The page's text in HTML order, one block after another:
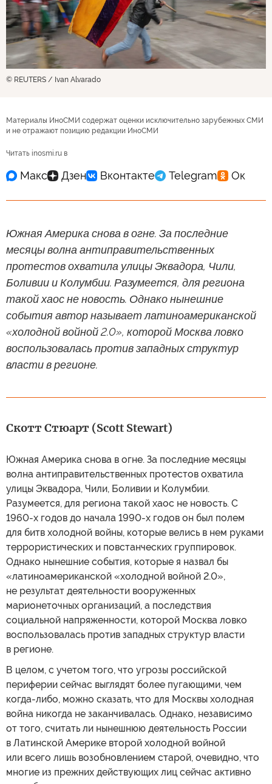
© REUTERS / Ivan Alvarado
Материалы ИноСМИ содержат оценки исключительно зарубежных СМИ
и не отражают позицию редакции ИноСМИ
Читать inosmi.ru в
Южная Америка снова в огне. За последние
месяцы волна антиправительственных
протестов охватила улицы Эквадора, Чили,
Боливии и Колумбии. Разумеется, для региона
такой хаос не новость. Однако нынешние
события автор называет латиноамериканской
«холодной войной 2.0», которой Москва ловко
воспользовалась против западных структур
власти в регионе.
Скотт Стюарт (Scott Stewart)
Южная Америка снова в огне. За последние месяцы
волна антиправительственных протестов охватила
улицы Эквадора, Чили, Боливии и Колумбии.
Разумеется, для региона такой хаос не новость. С
1960-х годов до начала 1990-х годов он был полем
для битв холодной войны, которые велись в нем руками
террористических и повстанческих группировок.
Однако нынешние события, которые я назвал бы
«латиноамериканской «холодной войной 2.0»,
не результат деятельности вооруженных
марионеточных организаций, а последствия
социальной напряженности, которой Москва ловко
воспользовалась против западных структур власти
в регионе.
В целом, с учетом того, что угрозы российской
периферии сейчас выглядят более пугающими, чем
когда-либо, можно сказать, что для Москвы холодная
война никогда не заканчивалась. Однако, независимо
от того, считать ли нынешнюю деятельность России
в Латинской Америке второй холодной войной
или всего лишь возобновлением старой, очевидно, что
многие из прежних действующих лиц сейчас активно